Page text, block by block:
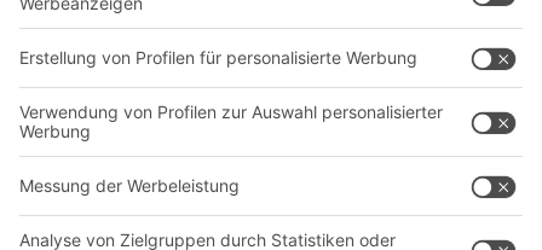
Transportsysteme
Dienstleistungen
Unternehmen
Über uns
Produktionsstandorte
Karriere
Follow us